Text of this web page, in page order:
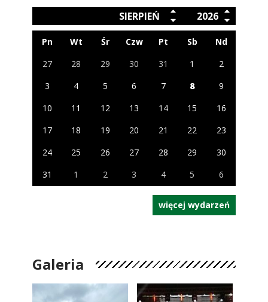
SIERPIEŃ 2026
Pn Wt Śr Czw Pt Sb
Nd
27
28 29 30 31 1
2
3
4 5 6 7 8
9
10
11 12 13 14 15
16
17
18 19 20 21 22
23
24
25 26 27 28 29
30
31
1 2 3 4 5 6
więcej wydarzeń
Galeria